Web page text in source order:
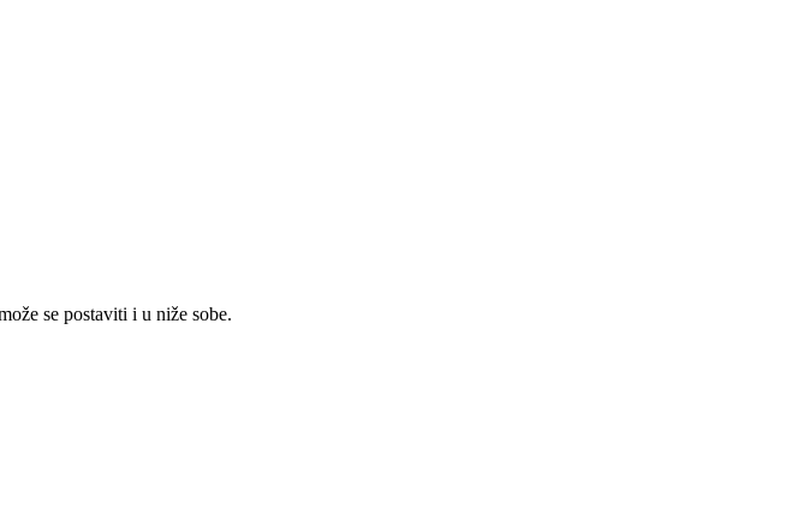
se postaviti i u niže sobe.